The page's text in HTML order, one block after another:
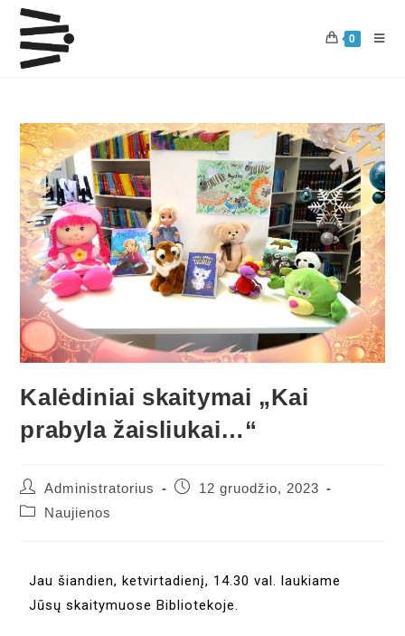
0
Kalėdiniai skaitymai „Kai
prabyla žaisliukai…“
Administratorius
12 gruodžio, 2023
Naujienos
Jau šiandien, ketvirtadienį, 14.30 val. laukiame
Jūsų skaitymuose Bibliotekoje.